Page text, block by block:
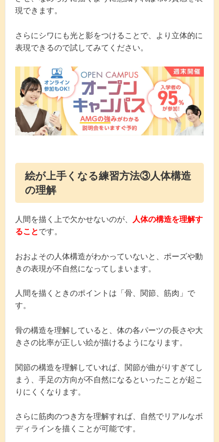
現できます。
さらにシワにも光と影をつけることで、より立体的に
表現できるので試してみてください。
絵が上手くなる練習方法③人体構造
の理解
人間を描く上で欠かせないのが、
人体の構造を理解す
ることです。
おおよその人体構造がわかっていないと、ポーズや動
きの表現が不自然になってしまいます。
人間を描くときのポイントは「骨、関節、筋肉」で
す。
骨の構造を理解していると、体の各パーツの長さや大
きさの比率が正しい絵が描けるようになります。
関節の構造を理解していれば、関節が曲がりすぎてし
まう、手足の方向が不自然になるといったことが起こ
りにくくなります。
さらに筋肉のつき方を理解すれば、自然でリアルなボ
ディラインを描くことが可能です。